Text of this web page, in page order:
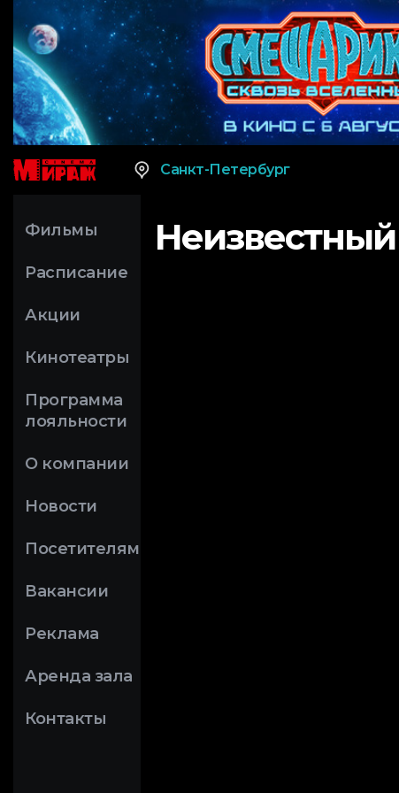
Санкт-Петербург
Фильмы
Расписание
Акции
Кинотеатры
Программа
лояльности
О компании
Новости
Посетителям
Вакансии
Реклама
Аренда зала
Контакты
Неизвестный